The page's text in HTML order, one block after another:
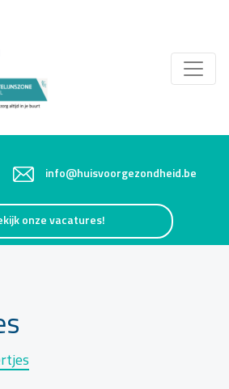
info@huisvoorgezondheid.be
onze vacatures!